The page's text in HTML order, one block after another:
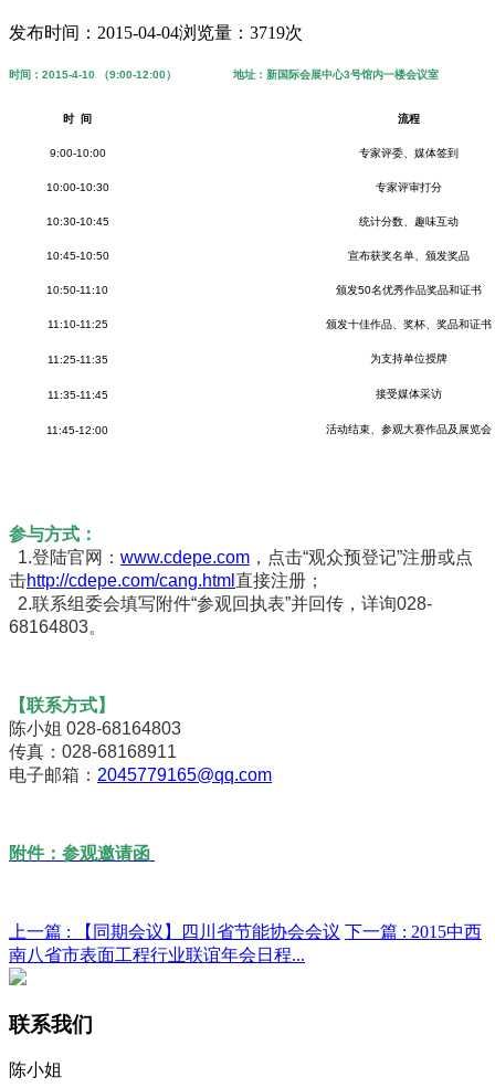
发布时间：2015-04-04浏览量：3719次
时间：2015-4-10 （9:00-12:00） 地址：新国际会展中心3号馆内一楼会议室
时 间 流程
9:00-10:00 专家评委、媒体签到
10:00-10:30 专家评审打分
10:30-10:45 统计分数、趣味互动
10:45-10:50 宣布获奖名单、颁发奖品
10:50-11:10 颁发50名优秀作品奖品和证书
11:10-11:25 颁发十佳作品、奖杯、奖品和证书
11:25-11:35 为支持单位授牌
11:35-11:45 接受媒体采访
11:45-12:00 活动结束、参观大赛作品及展览会
参与方式：
1.登陆官网： www.cdepe.com ，点击“观众预登记”注册或点
击http://cdepe.com/cang.html 直接注册；
2.联系组委会填写附件“参观回执表”并回传，详询028-
68164803。
【联系方式】
陈小姐 028-68164803
传真：028-68168911
电子邮箱： 2045779165@qq.com
附件：参观邀请函
上一篇 : 【同期会议】四川省节能协会会议 下一篇 : 2015中西
南八省市表面工程行业联谊年会日程...
联系我们
陈小姐